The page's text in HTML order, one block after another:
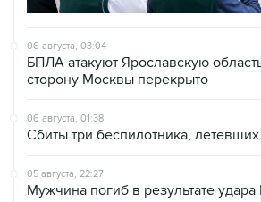
06 августа, 03:04
сторону Москвы перекрыто
06 августа, 01:38
05 августа, 22:27
дому в Курской области